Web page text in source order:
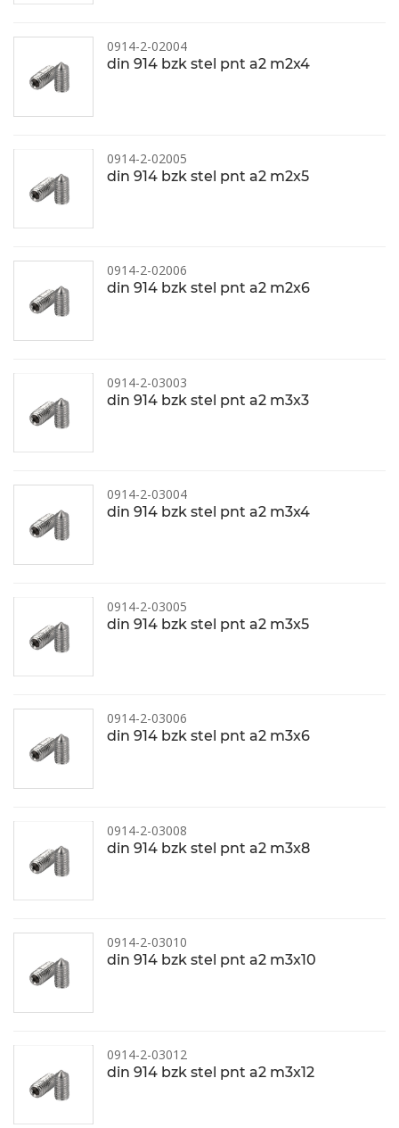
0914-2-02004
din 914 bzk stel pnt a2 m2x4
0914-2-02005
din 914 bzk stel pnt a2 m2x5
0914-2-02006
din 914 bzk stel pnt a2 m2x6
0914-2-03003
din 914 bzk stel pnt a2 m3x3
0914-2-03004
din 914 bzk stel pnt a2 m3x4
0914-2-03005
din 914 bzk stel pnt a2 m3x5
0914-2-03006
din 914 bzk stel pnt a2 m3x6
0914-2-03008
din 914 bzk stel pnt a2 m3x8
0914-2-03010
din 914 bzk stel pnt a2 m3x10
0914-2-03012
din 914 bzk stel pnt a2 m3x12